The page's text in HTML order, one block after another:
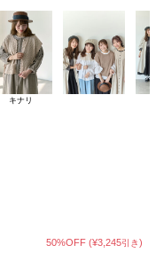
キナリ
50%OFF (¥3,245引き)